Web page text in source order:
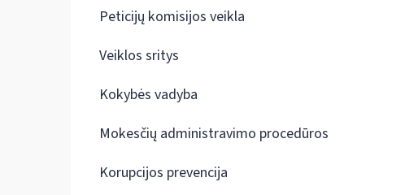
Peticijų komisijos veikla
Veiklos sritys
Kokybės vadyba
Mokesčių administravimo procedūros
Korupcijos prevencija